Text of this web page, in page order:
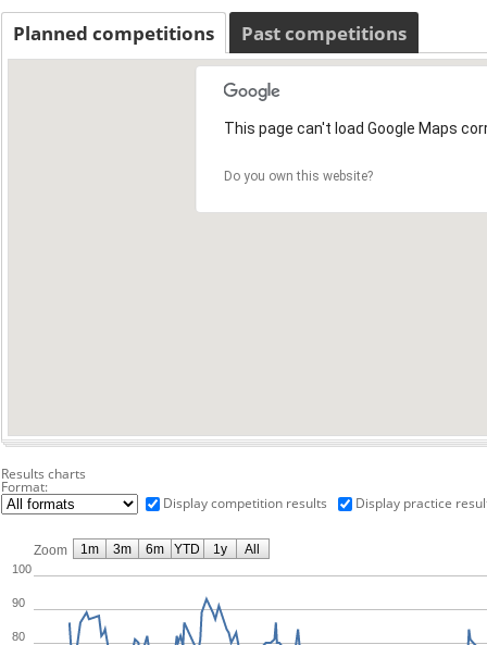
Planned competitions Past competitions
This page can't load Google Maps
Do you own this website?
Results charts
Format:
Display competition results
Display practice
Zoom
80
90
100
1m 3m 6m YTD 1y All